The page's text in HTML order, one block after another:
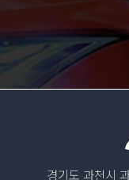
경기도 과천시